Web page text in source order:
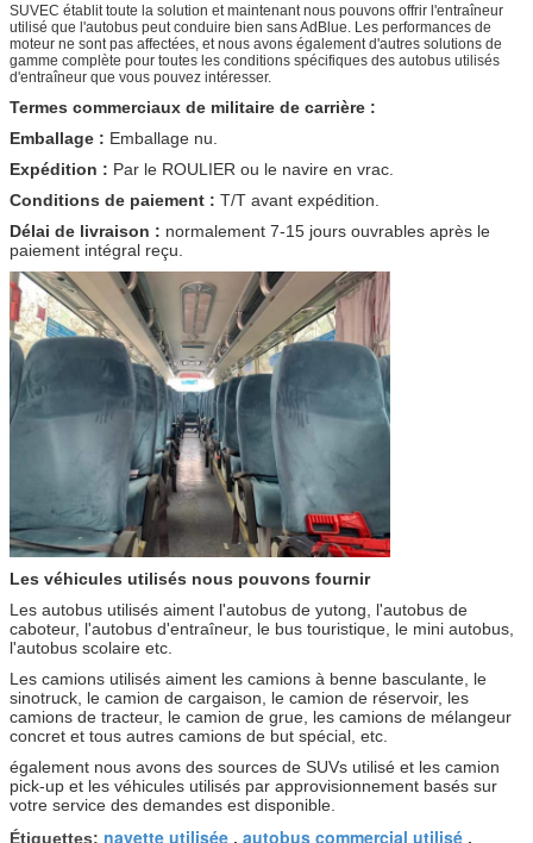
SUVEC établit toute la solution et maintenant nous pouvons offrir l'entraîneur
utilisé que l'autobus peut conduire bien sans AdBlue. Les performances de
moteur ne sont pas affectées, et nous avons également d'autres solutions de
gamme complète pour toutes les conditions spécifiques des autobus utilisés
d'entraîneur que vous pouvez intéresser.
Termes commerciaux de militaire de carrière :
Emballage : Emballage nu.
Expédition : Par le ROULIER ou le navire en vrac.
Conditions de paiement : T/T avant expédition.
Délai de livraison : normalement 7-15 jours ouvrables après le
paiement intégral reçu.
Les véhicules utilisés nous pouvons fournir
Les autobus utilisés aiment l'autobus de yutong, l'autobus de
caboteur, l'autobus d'entraîneur, le bus touristique, le mini autobus,
l'autobus scolaire etc.
Les camions utilisés aiment les camions à benne basculante, le
sinotruck, le camion de cargaison, le camion de réservoir, les
camions de tracteur, le camion de grue, les camions de mélangeur
concret et tous autres camions de but spécial, etc.
également nous avons des sources de SUVs utilisé et les camion
pick-up et les véhicules utilisés par approvisionnement basés sur
votre service des demandes est disponible.
Étiquettes: navette utilisée , autobus commercial utilisé ,